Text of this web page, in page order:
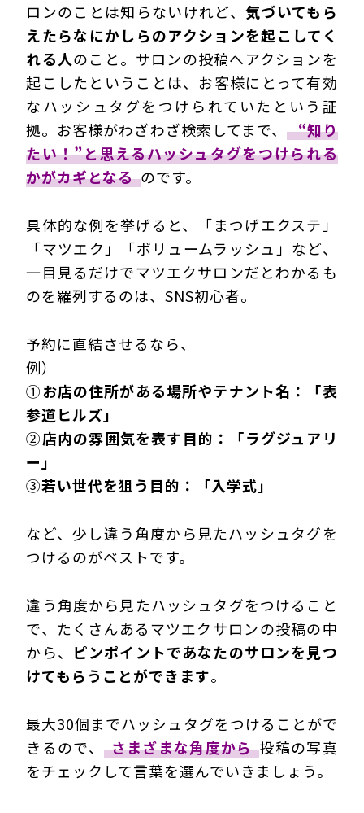
ロンのことは知らないけれど、 気づいてもら
えたらなにかしらのアクションを起こしてく
れる人のこと。サロンの投稿へアクションを
起こしたということは、お客様にとって有効
なハッシュタグをつけられていたという証
拠。お客様がわざわざ検索してまで、
“知り
たい！”と思えるハッシュタグをつけられる
かがカギとなる のです。
具体的な例を挙げると、「まつげエクステ」
「マツエク」「ボリュームラッシュ」など、
一目見るだけでマツエクサロンだとわかるも
のを羅列するのは、SNS初心者。
予約に直結させるなら、
例）
①お店の住所がある場所やテナント名：「表
参道ヒルズ」
②店内の雰囲気を表す目的：「ラグジュアリ
ー」
③若い世代を狙う目的：「入学式」
など、少し違う角度から見たハッシュタグを
つけるのがベストです。
違う角度から見たハッシュタグをつけること
で、たくさんあるマツエクサロンの投稿の中
から、 ピンポイントであなたのサロンを見つ
けてもらうことができます。
最大30個までハッシュタグをつけることがで
きるので、
さまざまな角度から 投稿の写真
をチェックして言葉を選んでいきましょう。